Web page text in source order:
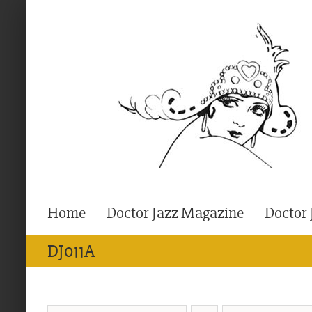
Home Doctor Jazz Magazine Doctor
DJ011A